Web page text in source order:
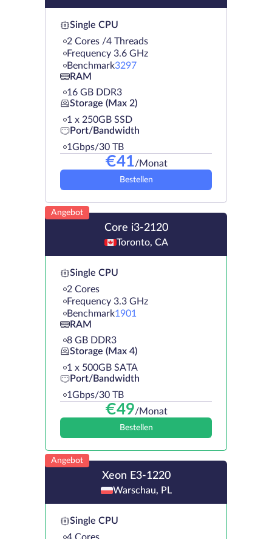
Single CPU
2 Cores /4 Threads
Frequency 3.6 GHz
Benchmark3297
RAM
16 GB DDR3
Storage (Max 2)
1 х 250GB SSD
Port/Bandwidth
1Gbps/30 TB
€41/Monat
Bestellen
Angebot
Core i3-2120
Toronto, CA
Single CPU
2 Cores
Frequency 3.3 GHz
Benchmark1901
RAM
8 GB DDR3
Storage (Max 4)
1 х 500GB SATA
Port/Bandwidth
1Gbps/30 TB
€49/Monat
Bestellen
Angebot
Xeon E3-1220
Warschau, PL
Single CPU